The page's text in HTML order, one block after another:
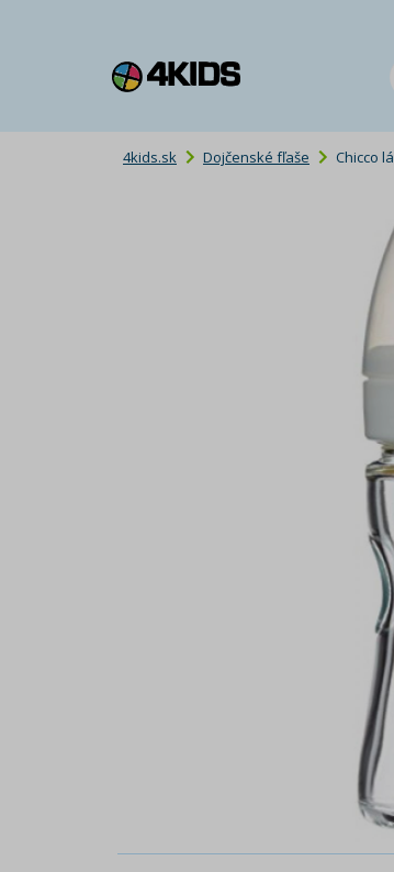
4kids.sk Dojčenské fľaše Chicco